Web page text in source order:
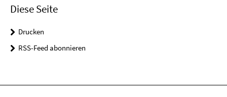
Diese Seite
Drucken
RSS-Feed abonnieren